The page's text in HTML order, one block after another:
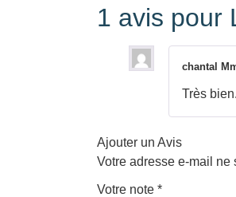
1 avis pour
chantal
Très bien.
Ajouter un Avis
Votre adresse e-mail ne
Votre note *